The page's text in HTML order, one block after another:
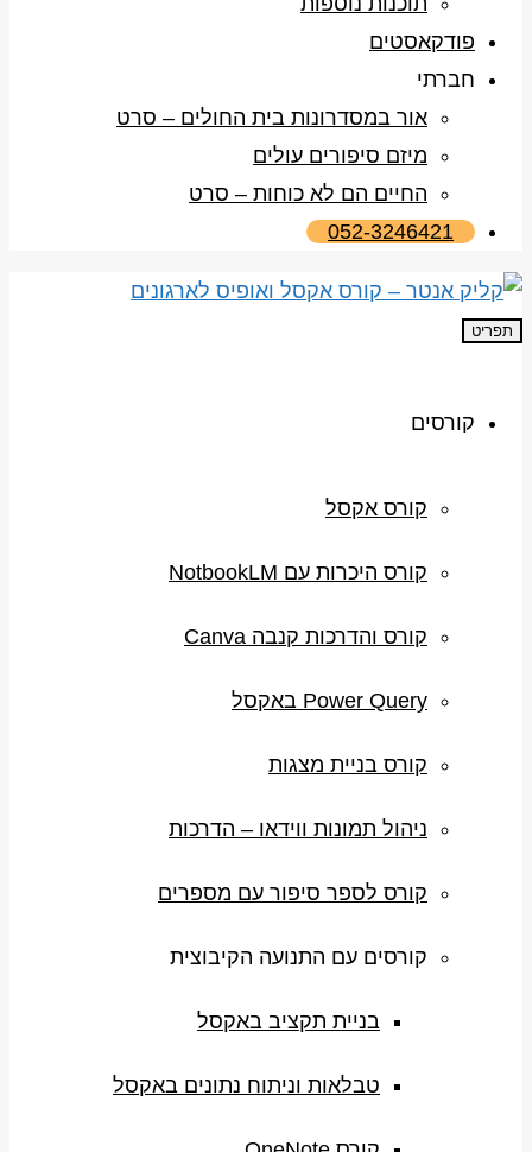
פודקאסטים
חברתי
אור במסדרונות בית החולים – סרט
מיזם סיפורים עולים
החיים הם לא כוחות – סרט
052-3246421
תפריט
קורסים
קורס אקסל
קורס היכרות עם NotbookLM
קורס והדרכות קנבה Canva
Power Query באקסל
קורס בניית מצגות
ניהול תמונות ווידאו – הדרכות
קורס לספר סיפור עם מספרים
קורסים עם התנועה הקיבוצית
בניית תקציב באקסל
טבלאות וניתוח נתונים באקסל